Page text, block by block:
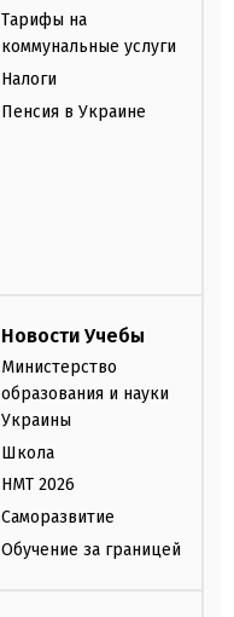
Тарифы на
коммунальные услуги
Налоги
Пенсия в Украине
Новости Учебы
Министерство
образования и науки
Украины
Школа
НМТ 2026
Саморазвитие
Обучение за границей